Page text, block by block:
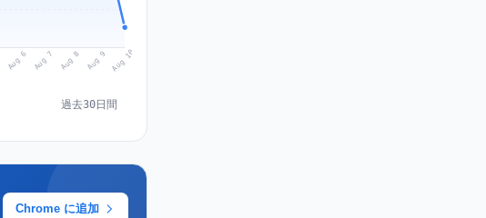
Aug 6 Aug 7 Aug 8 Aug 9 Aug 10
過去30日間
Chrome に追加